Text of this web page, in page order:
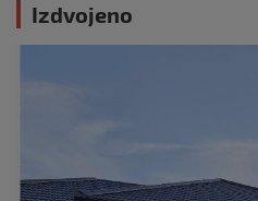
Izdvojeno